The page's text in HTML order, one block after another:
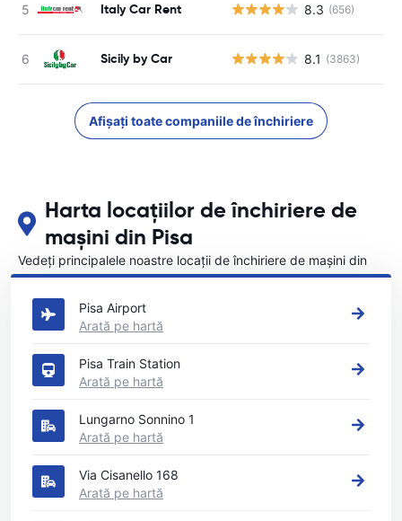
Italy Car Rent 8.3 (656)
Sicily by Car 8.1 (3863)
Afișați toate companiile de închiriere
Harta locațiilor de închiriere de
mașini din Pisa
Vedeți principalele noastre locații de închiriere de mașini din
Pisa
Pisa Airport
Arată pe hartă
Pisa Train Station
Arată pe hartă
Lungarno Sonnino 1
Arată pe hartă
Via Cisanello 168
Arată pe hartă